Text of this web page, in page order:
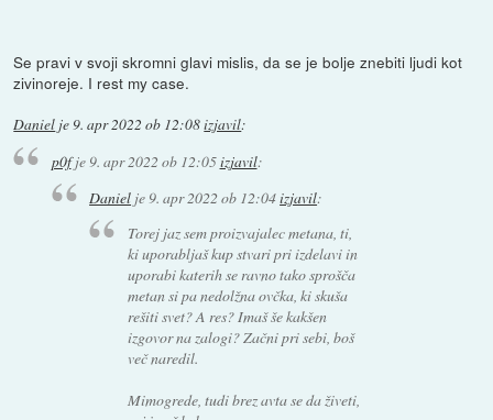
Se pravi v svoji skromni glavi mislis, da se je bolje znebiti ljudi kot
zivinoreje. I rest my case.
Daniel je9. apr 2022 ob 12:08izjavil:
p0fje9. apr 2022 ob 12:05izjavil:
Daniel je 9. apr 2022 ob 12:04izjavil:
Torej jaz sem proizvajalec metana, ti,
ki uporabljaš kup stvari pri izdelavi in
uporabi katerih se ravno tako sprošča
metan si pa nedolžna ovčka, ki skuša
rešiti svet? A res? Imaš še kakšen
izgovor na zalogi? Začni pri sebi, boš
več naredil.
Mimogrede, tudi brez avta se da živeti,